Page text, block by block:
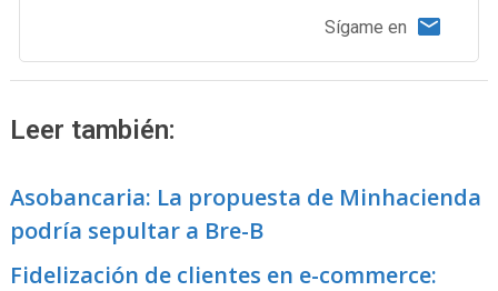
Sígame en
Leer también:
Asobancaria: La propuesta de Minhacienda
podría sepultar a Bre-B
Fidelización de clientes en e-commerce: